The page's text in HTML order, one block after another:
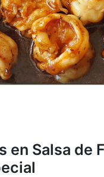
en Salsa de